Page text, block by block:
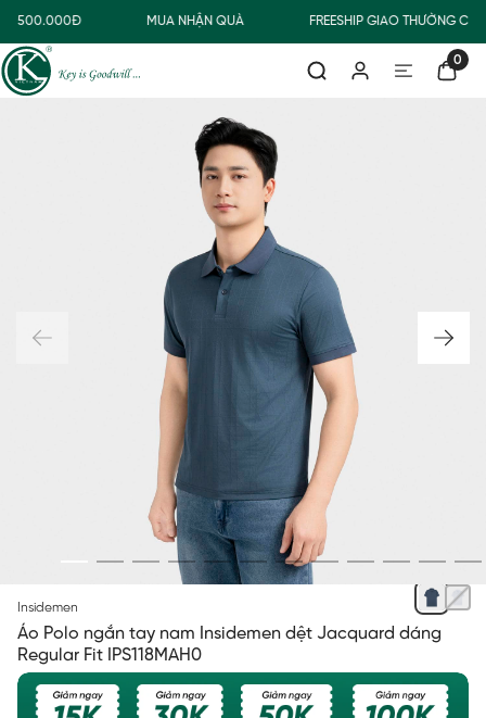
500.000Đ MUA NHẬN QUÀ FREESHIP GIAO THƯỜNG
0
Insidemen
Áo Polo ngắn tay nam Insidemen dệt Jacquard dáng
Regular Fit IPS118MAH0
XANH TÍM THAN 1 KẺ JACQUARD